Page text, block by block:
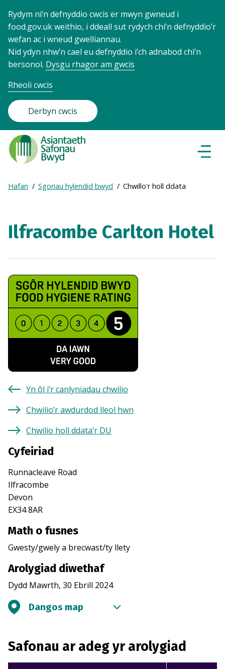
Rydym ni’n defnyddio cwcis er mwyn gwneud i
food.gov.uk weithio, i ddeall sut rydych chi’n defnyddio’r
wefan ac i wneud gwelliannau.
Nid ydyn nhw’n cael eu defnyddio i’ch adnabod chi’n
bersonol. Dysgu rhagor am gwcis
Rheoli cwcis
Derbyn cwcis
Food
Standards
Agency
Frontpage
Breadcrumb
Expand
breadcrumb
Hafan Sgoriau hylendid bwyd Chwillo'r holl ddata
Ilfracombe Carlton Hotel
Yn ôl i’r canlyniadau chwilio
Chwilio’r awdurdod lleol hwn
Chwilio holl ddata’r DU
Cyfeiriad
Runnacleave Road
Ilfracombe
Devon
EX34 8AR
Math o fusnes
Gwesty/gwely a brecwast/ty llety
Arolygiad diwethaf
Dydd Mawrth, 30 Ebrill 2024
Dangos map
Safonau ar adeg yr arolygiad